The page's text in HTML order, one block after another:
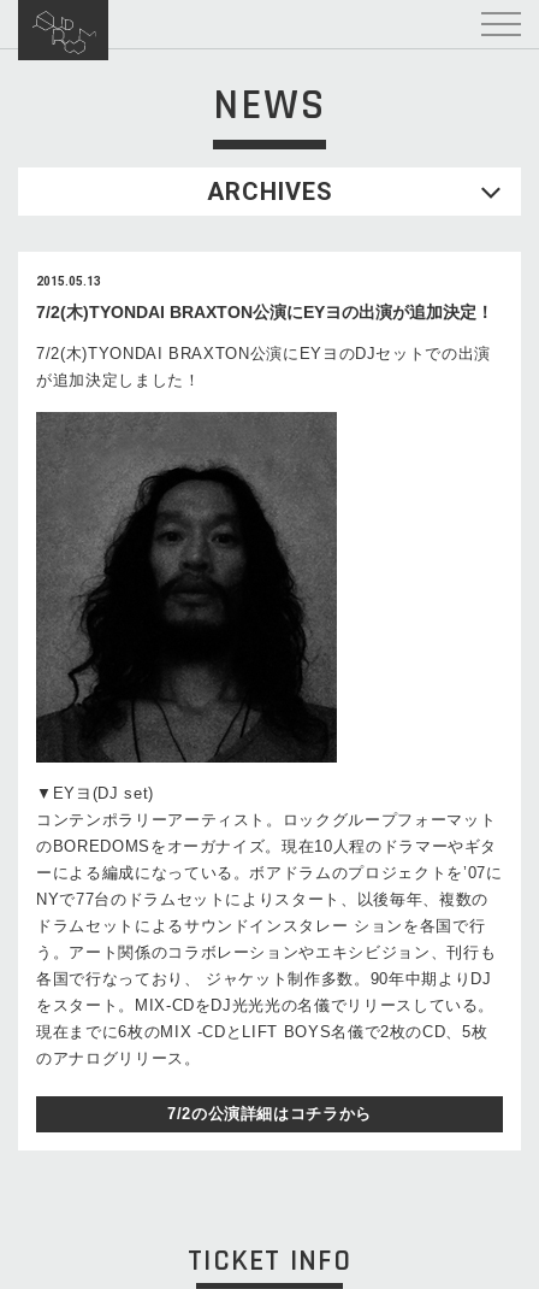
NEWS
ARCHIVES
2015.05.13
7/2(木)TYONDAI BRAXTON公演にEYヨの出演が追加決定！
7/2(木)TYONDAI BRAXTON公演にEYヨのDJセットでの出演
が追加決定しました！
▼EYヨ(DJ set)
コンテンポラリーアーティスト。ロックグループフォーマット
のBOREDOMSをオーガナイズ。現在10人程のドラマーやギタ
ーによる編成になっている。ボアドラムのプロジェクトを’07に
NYで77台のドラムセットによりスタート、以後毎年、複数の
ドラムセットによるサウンドインスタレー ションを各国で行
う。アート関係のコラボレーションやエキシビジョン、刊行も
各国で行なっており、 ジャケット制作多数。90年中期よりDJ
をスタート。MIX-CDをDJ光光光の名儀でリリースしている。
現在までに6枚のMIX -CDとLIFT BOYS名儀で2枚のCD、5枚
のアナログリリース。
7/2の公演詳細はコチラから
TICKET INFO